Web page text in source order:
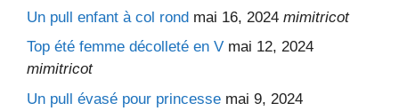
Un pull enfant à col rond mai 16, 2024 mimitricot
Top été femme décolleté en V mai 12, 2024
mimitricot
Un pull évasé pour princesse mai 9, 2024